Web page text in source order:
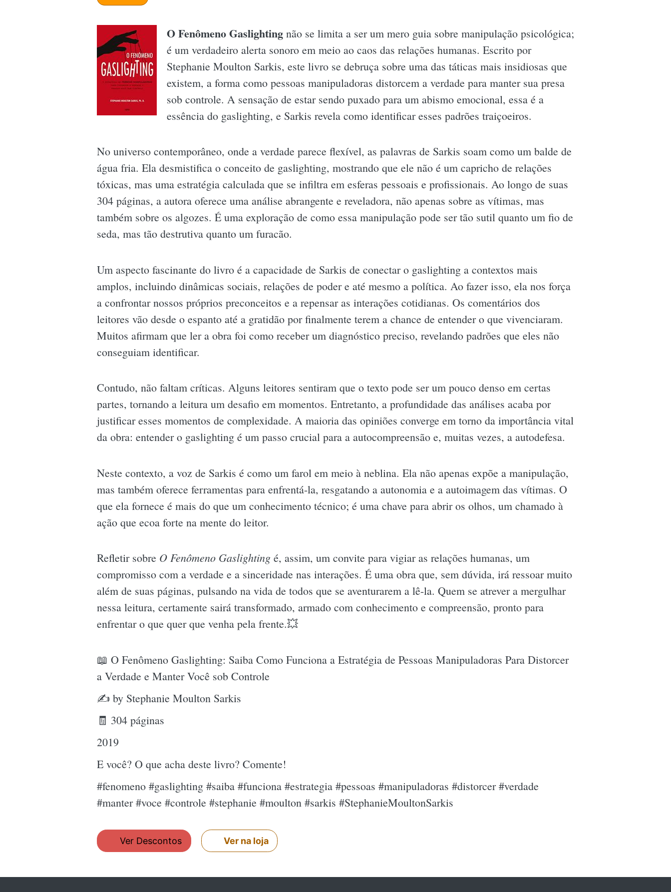
O Fenômeno Gaslighting não se limita a ser um mero guia sobre manipulação psicológica;
é um verdadeiro alerta sonoro em meio ao caos das relações humanas. Escrito por
Stephanie Moulton Sarkis, este livro se debruça sobre uma das táticas mais insidiosas que
existem, a forma como pessoas manipuladoras distorcem a verdade para manter sua presa
sob controle. A sensação de estar sendo puxado para um abismo emocional, essa é a
essência do gaslighting, e Sarkis revela como identificar esses padrões traiçoeiros.
No universo contemporâneo, onde a verdade parece flexível, as palavras de Sarkis soam como um balde de
água fria. Ela desmistifica o conceito de gaslighting, mostrando que ele não é um capricho de relações
tóxicas, mas uma estratégia calculada que se infiltra em esferas pessoais e profissionais. Ao longo de suas
304 páginas, a autora oferece uma análise abrangente e reveladora, não apenas sobre as vítimas, mas
também sobre os algozes. É uma exploração de como essa manipulação pode ser tão sutil quanto um fio de
seda, mas tão destrutiva quanto um furacão.
Um aspecto fascinante do livro é a capacidade de Sarkis de conectar o gaslighting a contextos mais
amplos, incluindo dinâmicas sociais, relações de poder e até mesmo a política. Ao fazer isso, ela nos força
a confrontar nossos próprios preconceitos e a repensar as interações cotidianas. Os comentários dos
leitores vão desde o espanto até a gratidão por finalmente terem a chance de entender o que vivenciaram.
Muitos afirmam que ler a obra foi como receber um diagnóstico preciso, revelando padrões que eles não
conseguiam identificar.
Contudo, não faltam críticas. Alguns leitores sentiram que o texto pode ser um pouco denso em certas
partes, tornando a leitura um desafio em momentos. Entretanto, a profundidade das análises acaba por
justificar esses momentos de complexidade. A maioria das opiniões converge em torno da importância vital
da obra: entender o gaslighting é um passo crucial para a autocompreensão e, muitas vezes, a autodefesa.
Neste contexto, a voz de Sarkis é como um farol em meio à neblina. Ela não apenas expõe a manipulação,
mas também oferece ferramentas para enfrentá-la, resgatando a autonomia e a autoimagem das vítimas. O
que ela fornece é mais do que um conhecimento técnico; é uma chave para abrir os olhos, um chamado à
ação que ecoa forte na mente do leitor.
Refletir sobre O Fenômeno Gaslighting é, assim, um convite para vigiar as relações humanas, um
compromisso com a verdade e a sinceridade nas interações. É uma obra que, sem dúvida, irá ressoar muito
além de suas páginas, pulsando na vida de todos que se aventurarem a lê-la. Quem se atrever a mergulhar
nessa leitura, certamente sairá transformado, armado com conhecimento e compreensão, pronto para
enfrentar o que quer que venha pela frente.💥
📖 O Fenômeno Gaslighting: Saiba Como Funciona a Estratégia de Pessoas Manipuladoras Para Distorcer
a Verdade e Manter Você sob Controle
✍ by Stephanie Moulton Sarkis
🧾 304 páginas
2019
E você? O que acha deste livro? Comente!
#fenomeno #gaslighting #saiba #funciona #estrategia #pessoas #manipuladoras #distorcer #verdade
#manter #voce #controle #stephanie #moulton #sarkis #StephanieMoultonSarkis
Ver Descontos Ver na loja